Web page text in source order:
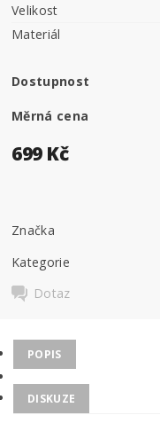
Velikost
Materiál
Dostupnost
Měrná cena
699 Kč
Značka
Kategorie
Dotaz
POPIS
DISKUZE